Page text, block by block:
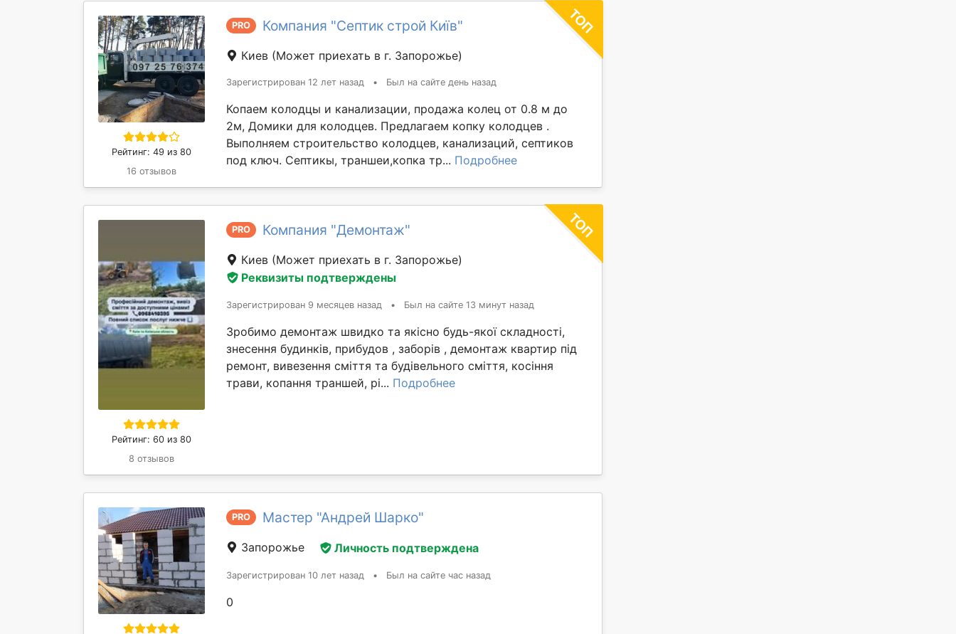
Рейтинг: 49 из 80
16 отзывов
PRO Компания "Септик строй Київ"
Киев (Может приехать в г. Запорожье)
Зарегистрирован 12 лет назад • Был на сайте день назад
Копаем колодцы и канализации, продажа колец от 0.8 м до
2м, Домики для колодцев. Предлагаем копку колодцев .
Выполняем строительство колодцев, канализаций, септиков
под ключ. Септикы, траншеи,копка тр... Подробнее
Рейтинг: 60 из 80
8 отзывов
PRO Компания "Демонтаж"
Киев (Может приехать в г. Запорожье)
Реквизиты подтверждены
Зарегистрирован 9 месяцев назад • Был на сайте 13 минут назад
Зробимо демонтаж швидко та якісно будь-якої складності,
знесення будинків, прибудов , заборів , демонтаж квартир під
ремонт, вивезення сміття та будівельного сміття, косіння
трави, копання траншей, рі... Подробнее
PRO Мастер "Андрей Шарко"
Запорожье Личность подтверждена
Зарегистрирован 10 лет назад • Был на сайте час назад
0